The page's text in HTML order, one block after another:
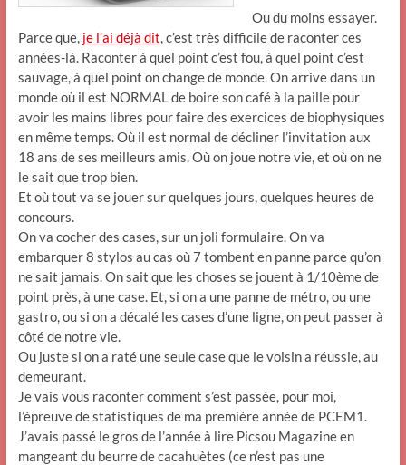
Ou du moins essayer.
Parce que, je l’ai déjà dit, c’est très difficile de raconter ces
années-là. Raconter à quel point c’est fou, à quel point c’est
sauvage, à quel point on change de monde. On arrive dans un
monde où il est NORMAL de boire son café à la paille pour
avoir les mains libres pour faire des exercices de biophysiques
en même temps. Où il est normal de décliner l’invitation aux
18 ans de ses meilleurs amis. Où on joue notre vie, et où on ne
le sait que trop bien.
Et où tout va se jouer sur quelques jours, quelques heures de
concours.
On va cocher des cases, sur un joli formulaire. On va
embarquer 8 stylos au cas où 7 tombent en panne parce qu’on
ne sait jamais. On sait que les choses se jouent à 1/10ème de
point près, à une case. Et, si on a une panne de métro, ou une
gastro, ou si on a décalé les cases d’une ligne, on peut passer à
côté de notre vie.
Ou juste si on a raté une seule case que le voisin a réussie, au
demeurant.
Je vais vous raconter comment s’est passée, pour moi,
l’épreuve de statistiques de ma première année de PCEM1.
J’avais passé le gros de l’année à lire Picsou Magazine en
mangeant du beurre de cacahuètes (ce n’est pas une